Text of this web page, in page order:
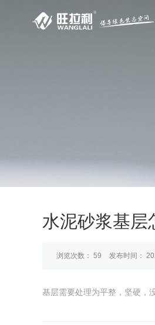
水泥砂浆基层
浏览次数： 59 发布时间：
基层需要处理为平整，坚硬，